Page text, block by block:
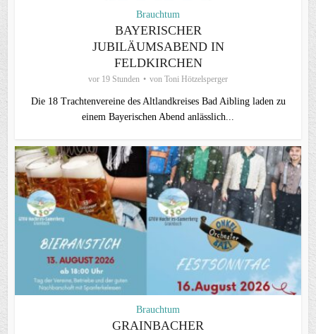
Brauchtum
BAYERISCHER
JUBILÄUMSABEND IN
FELDKIRCHEN
vor 19 Stunden von Toni Hötzelsperger
Die 18 Trachtenvereine des Altlandkreises Bad Aibling laden zu
einem Bayerischen Abend anlässlich...
Brauchtum
GRAINBACHER